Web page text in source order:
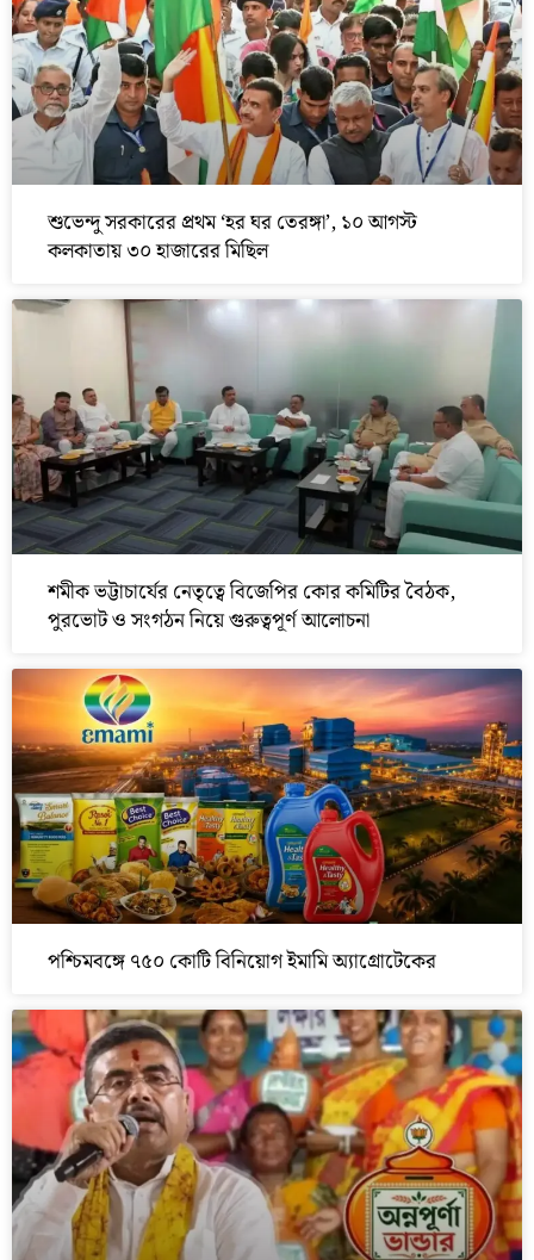
শুভেন্দু সরকারের প্রথম ‘হর ঘর তেরঙ্গা’, ১০ আগস্ট
কলকাতায় ৩০ হাজারের মিছিল
শমীক ভট্টাচার্যের নেতৃত্বে বিজেপির কোর কমিটির বৈঠক,
পুরভোট ও সংগঠন নিয়ে গুরুত্বপূর্ণ আলোচনা
পশ্চিমবঙ্গে ৭৫০ কোটি বিনিয়োগ ইমামি অ্যাগ্রোটেকের